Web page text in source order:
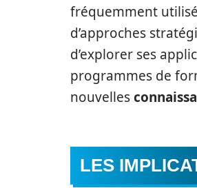
fréquemment
d’approches
d’explorer ses
programmes de
nouvelles
LES